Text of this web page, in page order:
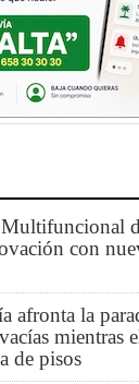
con
afronta la
mientras
de pisos